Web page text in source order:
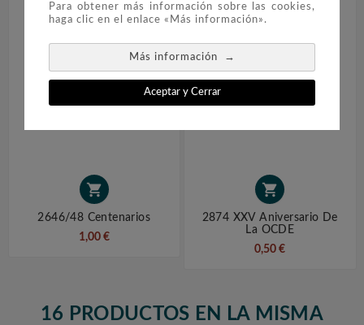
Para obtener más información sobre las cookies,
haga clic en el enlace «Más información».
Más información →
Aceptar y Cerrar

2646/48 Centenarios
1,00 €

2874 XXV Aniversario De
La OCDE
0,50 €
16 PRODUCTOS EN LA MISMA